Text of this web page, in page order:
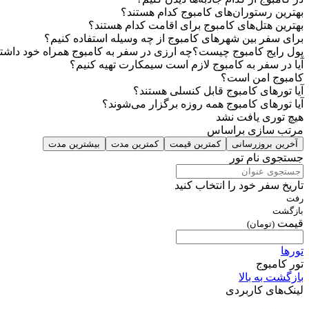
بهترین رستوران‌های کامبوج کدام هستند؟
بهترین هتل‌های کامبوج برای اقامت کدام هستند؟
برای سفر بین شهرهای کامبوج از چه وسیله استفاده کنیم؟
پول رایج کامبوج چیست؟چه ارزی در سفر به کامبوج همراه خود
آیا در سفر به کامبوج لازم است سیمکارت تهیه کنیم؟
کامبوج امن است؟
آیا تورهای کامبوج قابل کنسلی هستند؟
آیا تورهای کامبوج همه روزه برگزار می‌شوند؟
هیچ توری یافت نشد
مرتب سازی براساس
آخرین بروزرسانی کمترین قیمت کمترین مدت بیشترین مدت
جستجوی نام تور
تاریخ سفر خود را انتخاب کنید
رفت
بازگشت
قیمت (تومان)
تورها
تور کامبوج
بازگشت به بالا
لینک‌های کاربردی